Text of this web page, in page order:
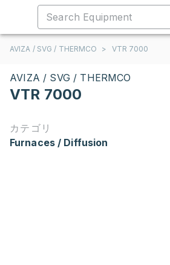
AVIZA / SVG / THERMCO > VTR 7000
AVIZA / SVG / THERMCO
VTR 7000
カテゴリ
Furnaces / Diffusion